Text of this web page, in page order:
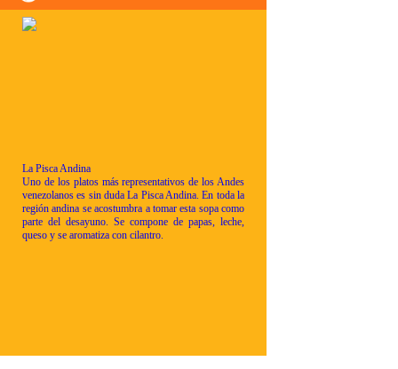
La Pisca Andina
Uno de los platos más representativos de los Andes
venezolanos es sin duda La Pisca Andina. En toda la
región andina se acostumbra a tomar esta sopa como
parte del desayuno. Se compone de papas, leche,
queso y se aromatiza con cilantro.